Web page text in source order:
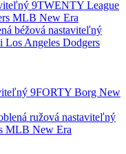
béžová nastaviteľný
Angeles Dodgers
ružová nastaviteľný
MLB New Era